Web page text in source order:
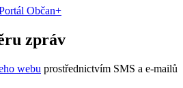
Občan+
zpráv
webu prostřednictvím SMS a e-mailů